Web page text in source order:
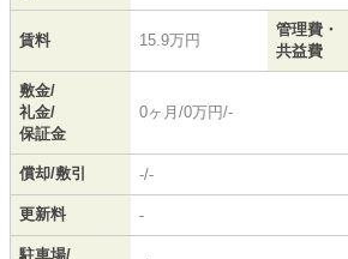
賃料 15.9万円
管理費・
共益費
敷金/
礼金/
保証金
0ヶ月/0万円/-
償却/敷引 -/-
更新料 -
駐車場/